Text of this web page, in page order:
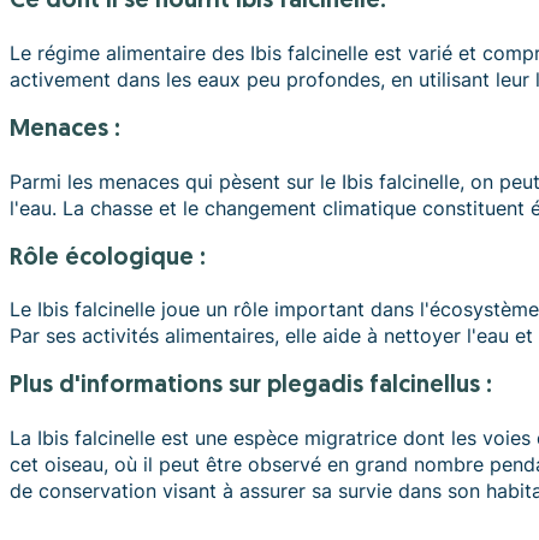
Le régime alimentaire des Ibis falcinelle est varié et
activement dans les eaux peu profondes, en utilisant
Menaces :
Parmi les menaces qui pèsent sur le Ibis falcinelle, on
l'eau. La chasse et le changement climatique
Rôle écologique :
Le Ibis falcinelle joue un rôle important dans
Par ses activités alimentaires, elle aide à nettoyer l'eau
plus d'informations sur plegadis falcinellus :
La Ibis falcinelle est une espèce migratrice dont les
cet oiseau, où il peut être observé en grand nombre
de conservation visant à assurer sa survie dans son